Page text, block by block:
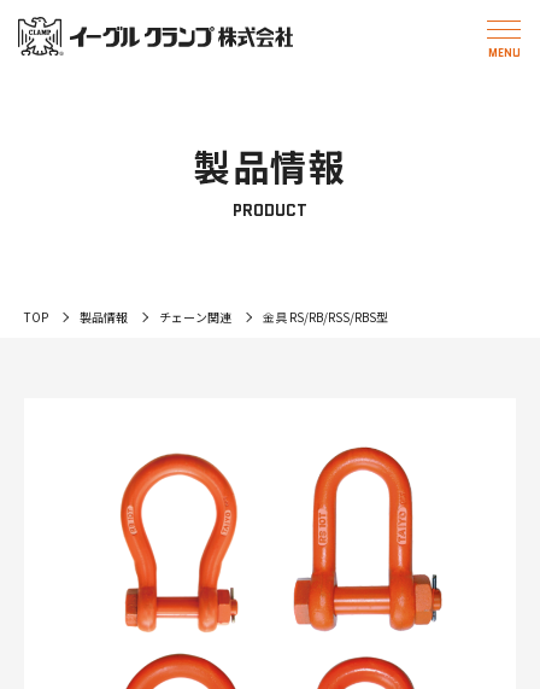
TOP 製品情報 チェーン関連 金具 RS/RB/RSS/RBS型
製品情報
PRODUCT